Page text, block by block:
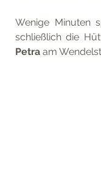
Wenige Minuten
schließlich die
Petra am